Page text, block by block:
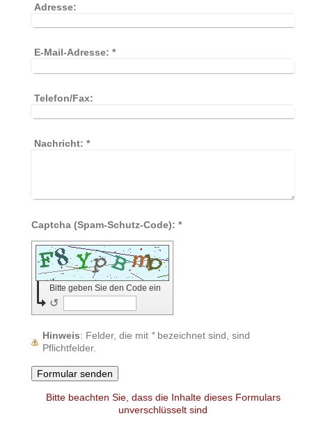
Adresse:
E-Mail-Adresse: *
Telefon/Fax:
Nachricht: *
Captcha (Spam-Schutz-Code): *
Bitte geben Sie den Code ein
↺
Hinweis : Felder, die mit *bezeichnet sind, sind
Pflichtfelder.
Bitte beachten Sie, dass die Inhalte dieses Formulars
unverschlüsselt sind